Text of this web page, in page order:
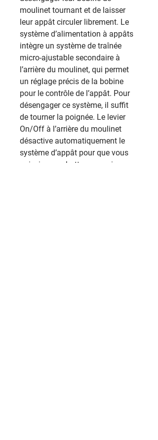
moulinet tournant et de laisser
leur appât circuler librement. Le
système d’alimentation à appâts
intègre un système de traînée
micro-ajustable secondaire à
l’arrière du moulinet, qui permet
un réglage précis de la bobine
pour le contrôle de l’appât. Pour
désengager ce système, il suffit
de tourner la poignée. Le levier
On/Off à l’arrière du moulinet
désactive automatiquement le
système d’appât pour que vous
puissiez combattre vos poissons